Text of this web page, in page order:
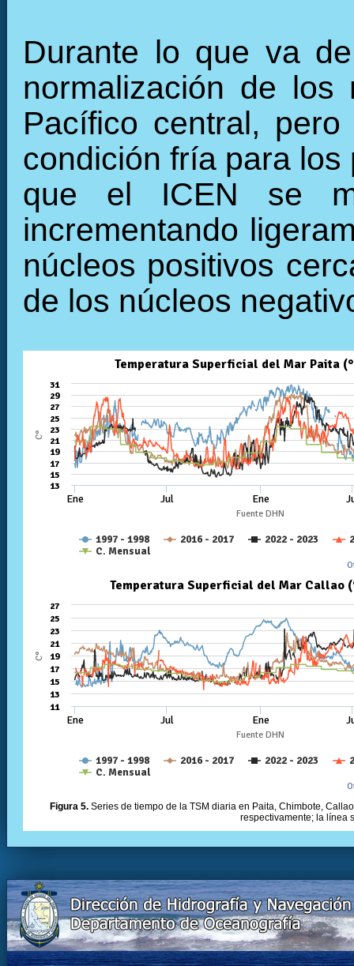
Durante lo que va
normalización de
Pacífico central,
condición fría para
que el ICEN se
incrementando
núcleos positivos
de los núcleos
Figura 5. Series de tiempo de la TSM diaria en Paita, Chimbote,
respectivamente; la línea